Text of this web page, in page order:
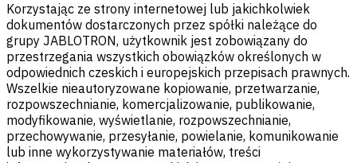
Korzystając ze strony internetowej lub jakichkolwiek
dokumentów dostarczonych przez spółki należące do
grupy JABLOTRON, użytkownik jest zobowiązany do
przestrzegania wszystkich obowiązków określonych w
odpowiednich czeskich i europejskich przepisach prawnych.
Wszelkie nieautoryzowane kopiowanie, przetwarzanie,
rozpowszechnianie, komercjalizowanie, publikowanie,
modyfikowanie, wyświetlanie, rozpowszechnianie,
przechowywanie, przesyłanie, powielanie, komunikowanie
lub inne wykorzystywanie materiałów, treści